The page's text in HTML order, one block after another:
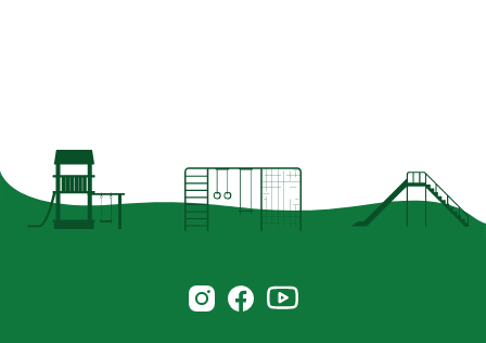
Norsk Leg & Park instagram
Norsk Leg & Park facebook
Norsk Leg & Park youtube